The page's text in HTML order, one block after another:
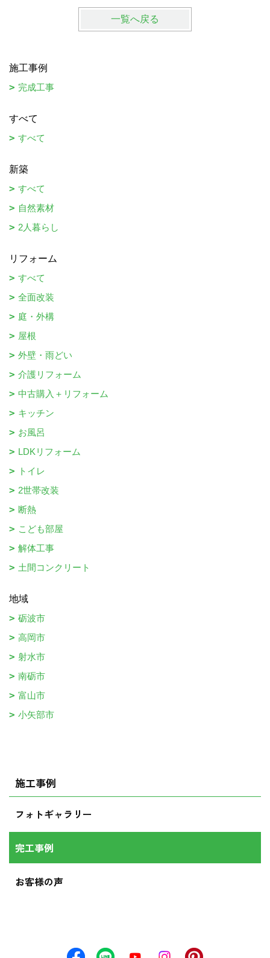
一覧へ戻る
施工事例
完成工事
すべて
すべて
新築
すべて
自然素材
2人暮らし
リフォーム
すべて
全面改装
庭・外構
屋根
外壁・雨どい
介護リフォーム
中古購入＋リフォーム
キッチン
お風呂
LDKリフォーム
トイレ
2世帯改装
断熱
こども部屋
解体工事
土間コンクリート
地域
砺波市
高岡市
射水市
南砺市
富山市
小矢部市
施工事例
フォトギャラリー
完工事例
お客様の声